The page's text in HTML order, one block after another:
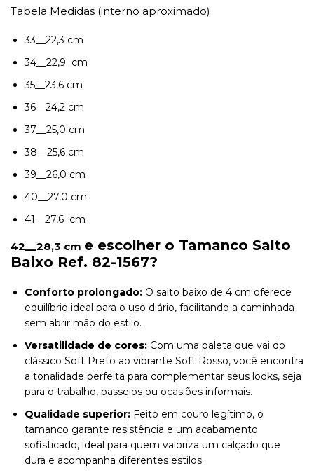
Tabela Medidas (interno aproximado)
33__22,3 cm
34__22,9 cm
35__23,6 cm
36__24,2 cm
37__25,0 cm
38__25,6 cm
39__26,0 cm
40__27,0 cm
41__27,6 cm
42__28,3 cm e escolher o Tamanco Salto
Baixo Ref. 82-1567?
Conforto prolongado: O salto baixo de 4 cm oferece
equilíbrio ideal para o uso diário, facilitando a caminhada
sem abrir mão do estilo.
Versatilidade de cores: Com uma paleta que vai do
clássico Soft Preto ao vibrante Soft Rosso, você encontra
a tonalidade perfeita para complementar seus looks, seja
para o trabalho, passeios ou ocasiões informais.
Qualidade superior: Feito em couro legítimo, o
tamanco garante resistência e um acabamento
sofisticado, ideal para quem valoriza um calçado que
dura e acompanha diferentes estilos.